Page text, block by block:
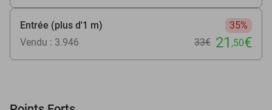
Entrée (plus d'1 m)
35%
Vendu : 3.946
33€ 21 ,50€